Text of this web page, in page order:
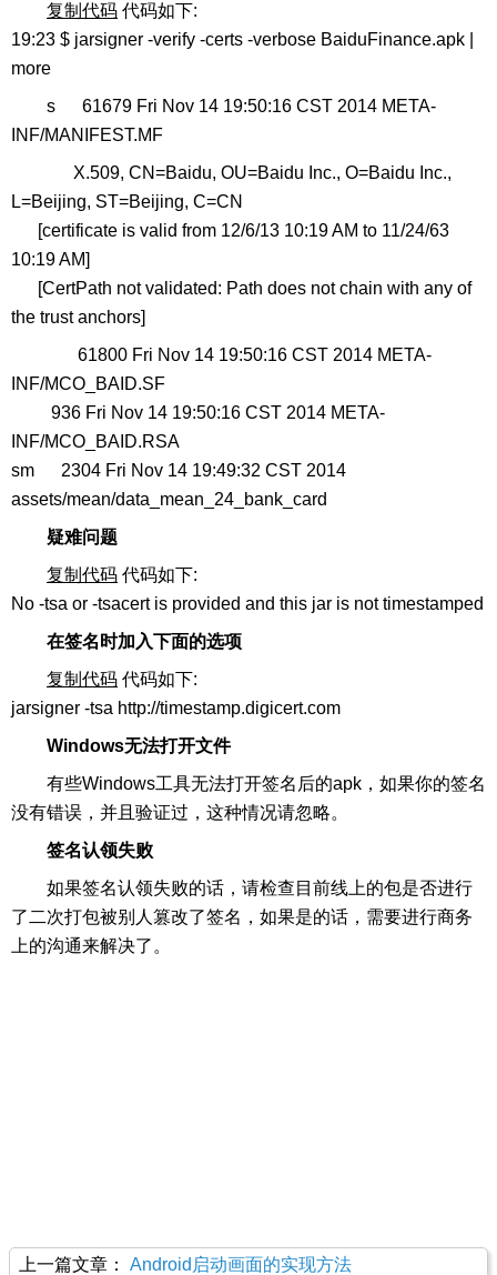
复制代码 代码如下:
19:23 $ jarsigner -verify -certs -verbose BaiduFinance.apk |
more
s 61679 Fri Nov 14 19:50:16 CST 2014 META-
INF/MANIFEST.MF
X.509, CN=Baidu, OU=Baidu Inc., O=Baidu Inc.,
L=Beijing, ST=Beijing, C=CN
[certificate is valid from 12/6/13 10:19 AM to 11/24/63
10:19 AM]
[CertPath not validated: Path does not chain with any of
the trust anchors]
61800 Fri Nov 14 19:50:16 CST 2014 META-
INF/MCO_BAID.SF
936 Fri Nov 14 19:50:16 CST 2014 META-
INF/MCO_BAID.RSA
sm 2304 Fri Nov 14 19:49:32 CST 2014
assets/mean/data_mean_24_bank_card
疑难问题
复制代码 代码如下:
No -tsa or -tsacert is provided and this jar is not timestamped
在签名时加入下面的选项
复制代码 代码如下:
jarsigner -tsa http://timestamp.digicert.com
Windows无法打开文件
有些Windows工具无法打开签名后的apk，如果你的签名
没有错误，并且验证过，这种情况请忽略。
签名认领失败
如果签名认领失败的话，请检查目前线上的包是否进行
了二次打包被别人篡改了签名，如果是的话，需要进行商务
上的沟通来解决了。
上一篇文章： Android启动画面的实现方法